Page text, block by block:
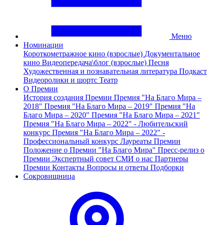
Меню
Номинации
Короткометражное кино (взрослые) Документальное
кино Видеопередача\блог (взрослые) Песня
Художественная и познавательная литература Подкаст
Видеоролики и шортс Театр
О Премии
История создания Премии Премия "На Благо Мира –
2018" Премия "На Благо Мира – 2019" Премия "На
Благо Мира – 2020" Премия "На Благо Мира – 2021"
Премия "На Благо Мира – 2022" - Любительский
конкурс Премия "На Благо Мира – 2022" -
Профессиональный конкурс Лауреаты Премии
Положение о Премии "На Благо Мира" Пресс-релиз о
Премии Экспертный совет СМИ о нас Партнеры
Премии Контакты Вопросы и ответы Подборки
Сокровищница